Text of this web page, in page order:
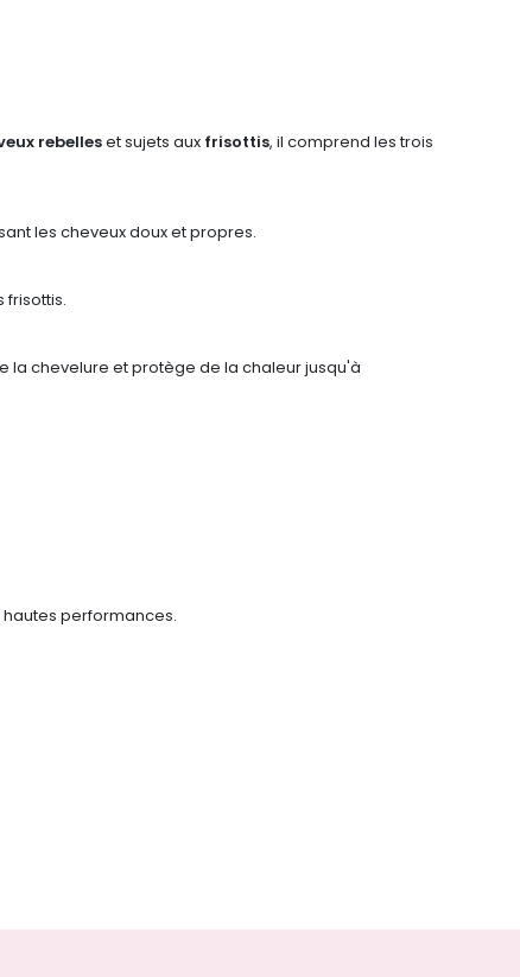
rebelleset sujets aux frisottis, il comprend les trois
les cheveux doux et propres.
frisottis.
la chevelure et protège de la chaleur jusqu'à
performances.